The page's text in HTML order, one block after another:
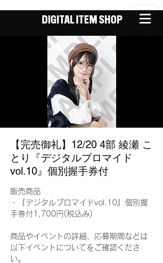
DIGITAL ITEM SHOP
【完売御礼】12/20 4部 綾瀬 こ
とり『デジタルブロマイド
vol.10』個別握手券付
販売商品
・『デジタルブロマイドvol.10』個別握
手券付1,700円(税込み)
商品やイベントの詳細、応募期間などは
以下イベントについてをご確認くださ
い。